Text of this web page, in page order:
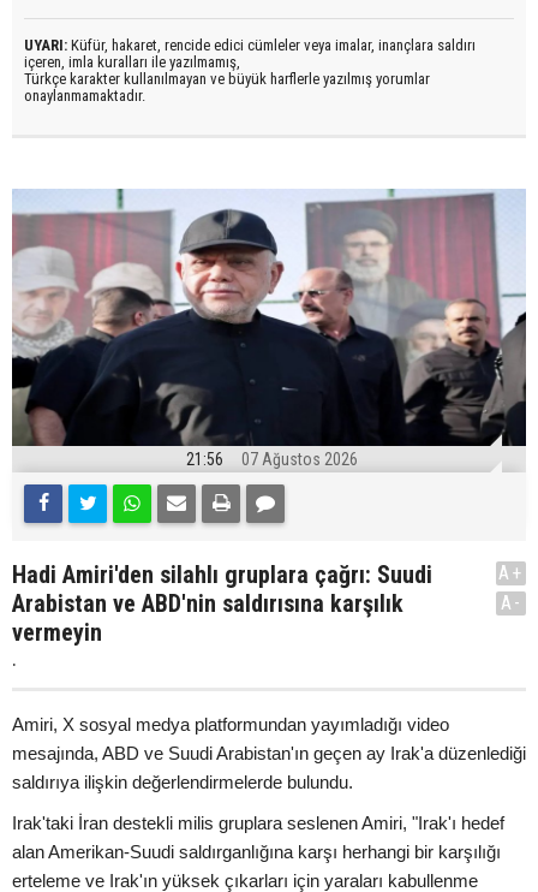
UYARI: Küfür, hakaret, rencide edici cümleler veya imalar, inançlara saldırı
içeren, imla kuralları ile yazılmamış,
Türkçe karakter kullanılmayan ve büyük harflerle yazılmış yorumlar
onaylanmamaktadır.
21:56 07 Ağustos 2026
Hadi Amiri'den silahlı gruplara çağrı: Suudi
Arabistan ve ABD'nin saldırısına karşılık
vermeyin
.
A+
A-
Amiri, X sosyal medya platformundan yayımladığı video
mesajında, ABD ve Suudi Arabistan'ın geçen ay Irak'a düzenlediği
saldırıya ilişkin değerlendirmelerde bulundu.
Irak'taki İran destekli milis gruplara seslenen Amiri, "Irak'ı hedef
alan Amerikan-Suudi saldırganlığına karşı herhangi bir karşılığı
erteleme ve Irak'ın yüksek çıkarları için yaraları kabullenme